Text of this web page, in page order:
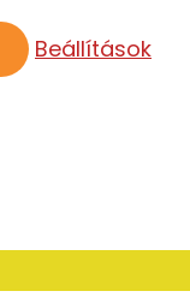
Beállítások